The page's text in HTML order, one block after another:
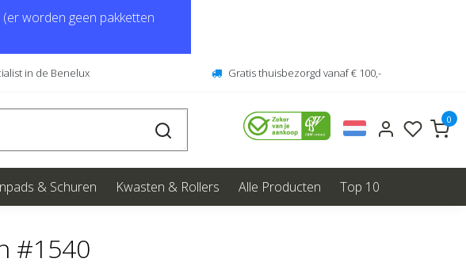
(er worden geen pakketten
in de Benelux Gratis thuisbezorgd vanaf € 100,-
0
& Schuren Kwasten & Rollers Alle Producten Top 10
#1540